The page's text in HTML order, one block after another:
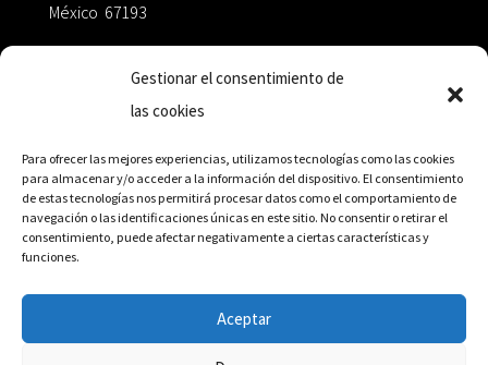
Gestionar el consentimiento de
las cookies
Para ofrecer las mejores experiencias, utilizamos tecnologías como las cookies
para almacenar y/o acceder a la información del dispositivo. El consentimiento
de estas tecnologías nos permitirá procesar datos como el comportamiento de
navegación o las identificaciones únicas en este sitio. No consentir o retirar el
consentimiento, puede afectar negativamente a ciertas características y
funciones.
Aceptar
México 67193
+52 811.499.5638
RED DE DISTRIBUCIÓN